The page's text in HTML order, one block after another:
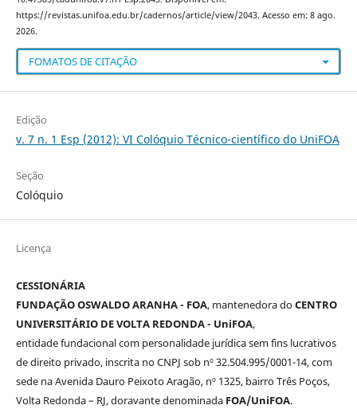
https://revistas.unifoa.edu.br/cadernos/article/view/2043. Acesso em: 8 ago.
2026.
FOMATOS DE CITAÇÃO
Edição
v. 7 n. 1 Esp (2012): VI Colóquio Técnico-científico do UniFOA
Seção
Colóquio
Licença
CESSIONÁRIA
FUNDAÇÃO OSWALDO ARANHA - FOA, mantenedora doCENTRO
UNIVERSITÁRIO DE VOLTA REDONDA - UniFOA,
entidade fundacional com personalidade jurídica sem fins lucrativos
de direito privado, inscrita no CNPJ sob nº 32.504.995/0001-14, com
sede na Avenida Dauro Peixoto Aragão, nº 1325, bairro Três Poços,
Volta Redonda – RJ, doravante denominada FOA/UniFOA.